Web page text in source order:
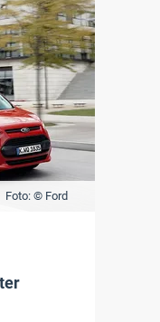
Foto: © Ford